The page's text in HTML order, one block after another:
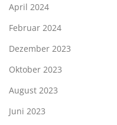
April 2024
Februar 2024
Dezember 2023
Oktober 2023
August 2023
Juni 2023